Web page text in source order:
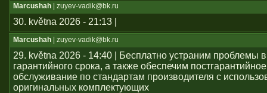
Marcushah | zuyev-vadik@bk.ru
30. května 2026 - 21:13 |
Marcushah | zuyev-vadik@bk.ru
29. května 2026 - 14:40 | Бесплатно устраним проблемы
гарантийного срока, а также обеспечим постгарантийное
обслуживание по стандартам производителя с
оригинальных комплектующих